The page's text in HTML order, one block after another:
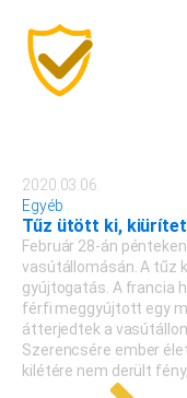
2020.03.06.
Egyéb
Tűz ütött ki,
Február 28-án
vasútállomásán. A tűz
gyújtogatás. A francia
férfi meggyújtott egy
átterjedtek a
Szerencsére ember
kilétére nem derült